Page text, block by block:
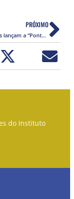
PRÓXIMO
Jornalistas lançam a “Ponte”, novo portal sobre segurança pública e direitos humanos
do Instituto